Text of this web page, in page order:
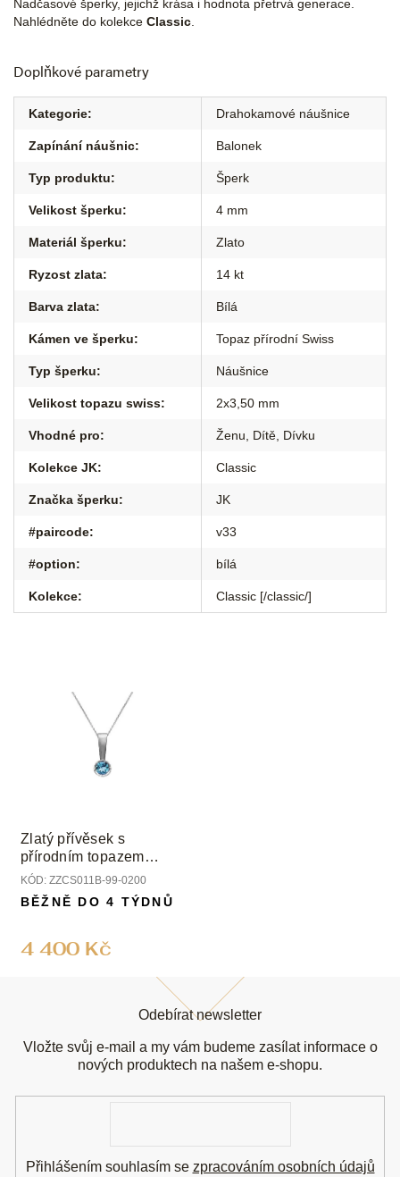
Nadčasové šperky, jejichž krása i hodnota přetrvá generace.
Nahlédněte do kolekce Classic
Doplňkové parametry
Kategorie: Drahokamové náušnice
Zapínání náušnic: Balonek
Typ produktu: Šperk
Velikost šperku: 4 mm
Materiál šperku: Zlato
Ryzost zlata: 14 kt
Barva zlata: Bílá
Kámen ve šperku: Topaz přírodní Swiss
Typ šperku: Náušnice
Velikost topazu swiss: 2x3,50 mm
Vhodné pro: Ženu Dítě Dívku
Kolekce JK: Classic
Značka šperku: JK
#paircode: v33
#option: bílá
Kolekce: Classic [/classic/]
Zlatý přívěsek s
přírodním topazem
Swiss
KÓD: ZZCS011B-99-0200
4 400 Kč
BĚŽNĚ DO 4 TÝDNŮ
Odebírat newsletter
Vložte svůj e-mail a my vám budeme zasílat informace o
nových produktech na našem e-shopu.
Přihlášením souhlasím se zpracováním osobních údajů